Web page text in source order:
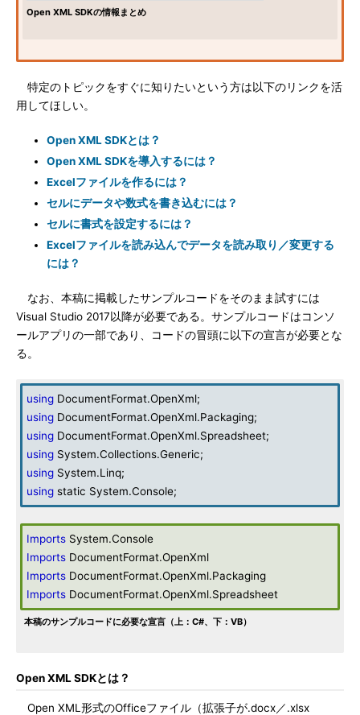
Open XML SDKの情報まとめ
特定のトピックをすぐに知りたいという方は以下のリンクを活
用してほしい。
Open XML SDKとは？
Open XML SDKを導入するには？
Excelファイルを作るには？
セルにデータや数式を書き込むには？
セルに書式を設定するには？
Excelファイルを読み込んでデータを読み取り／変更する
には？
なお、本稿に掲載したサンプルコードをそのまま試すには
Visual Studio 2017以降が必要である。サンプルコードはコンソ
ールアプリの一部であり、コードの冒頭に以下の宣言が必要とな
る。
using DocumentFormat.OpenXml;
using DocumentFormat.OpenXml.Packaging;
using DocumentFormat.OpenXml.Spreadsheet;
using System.Collections.Generic;
using System.Linq;
using static System.Console;
Imports System.Console
Imports DocumentFormat.OpenXml
Imports DocumentFormat.OpenXml.Packaging
Imports DocumentFormat.OpenXml.Spreadsheet
本稿のサンプルコードに必要な宣言（上：C#、下：VB）
Open XML SDKとは？
Open XML形式のOfficeファイル（拡張子が.docx／.xlsx